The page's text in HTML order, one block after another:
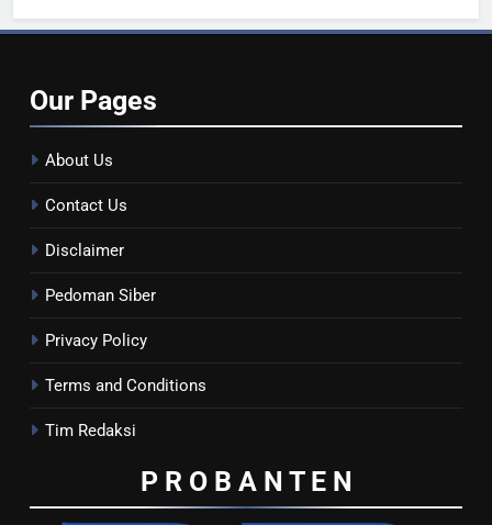
Our Pages
About Us
Contact Us
Disclaimer
Pedoman Siber
Privacy Policy
Terms and Conditions
Tim Redaksi
P R O B A N T E N